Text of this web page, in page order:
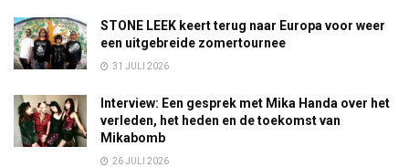
STONE LEEK keert terug naar Europa voor weer
een uitgebreide zomertournee
31 JULI 2026
Interview: Een gesprek met Mika Handa over het
verleden, het heden en de toekomst van
Mikabomb
26 JULI 2026